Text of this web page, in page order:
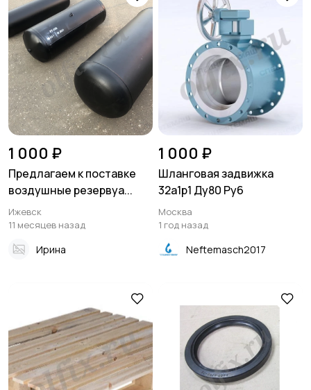
1 000 ₽
Предлагаем к поставке
воздушные резервуа...
Ижевск
11 месяцев назад
Ирина
1 000 ₽
Шланговая задвижка
32а1р1 Ду80 Ру6
Москва
1 год назад
Neftemasch2017